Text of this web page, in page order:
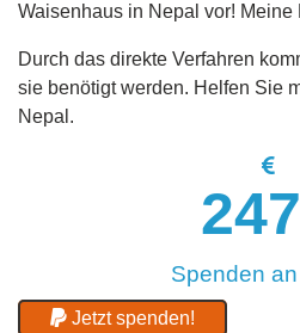
Waisenhaus in Nepal vor!
Durch das direkte Verfahren
sie benötigt werden. Helfen Sie
Nepal.
Spenden an
Jetzt spenden!